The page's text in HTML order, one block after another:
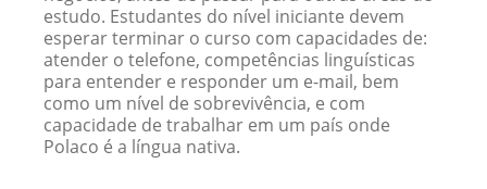
estudo. Estudantes do nível iniciante devem
esperar terminar o curso com capacidades de:
atender o telefone, competências linguísticas
para entender e responder um e-mail, bem
como um nível de sobrevivência, e com
capacidade de trabalhar em um país onde
Polaco é a língua nativa.